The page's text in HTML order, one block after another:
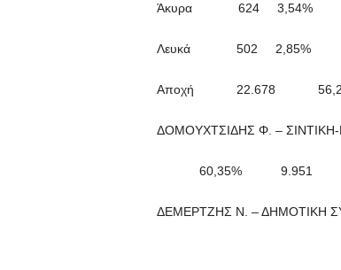
Άκυρα 624 3,54%
Λευκά 502 2,85%
Αποχή 22.678
ΔΟΜΟΥΧΤΣΙΔΗΣ Φ. –
60,35% 9.951
ΔΕΜΕΡΤΖΗΣ Ν. – ΔΗΜΟΤΙΚΗ